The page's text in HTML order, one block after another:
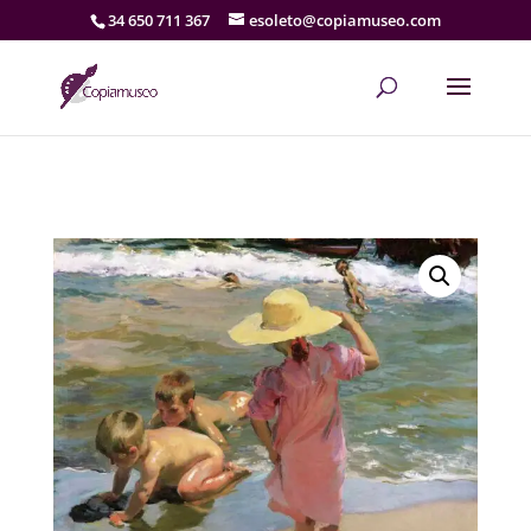
34 650 711 367 esoleto@copiamuseo.com